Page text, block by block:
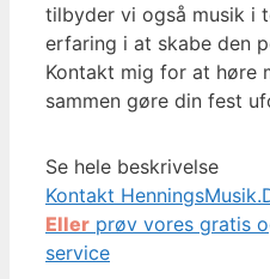
tilbyder vi også musik i
erfaring i at skabe den
Kontakt mig for at høre
sammen gøre din fest
Se hele beskrivelse
Kontakt
Eller prøv vores gratis
service